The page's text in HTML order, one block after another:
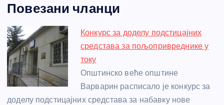
c
e
b
o
o
k
ss
e
n
g
er
itt
er
er at
s
A
p
a
g
e
st
e
Повезани чланци
Конкурс за доделу подстицајних
средстава за пољопривреднике у
току
Општинско веће општине
Варварин расписало је конкурс за
доделу подстицајних средстава за набавку нове